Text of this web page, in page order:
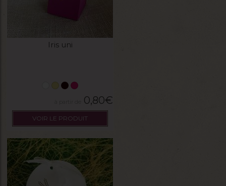
Iris uni
0,80€
VOIR LE PRODUIT